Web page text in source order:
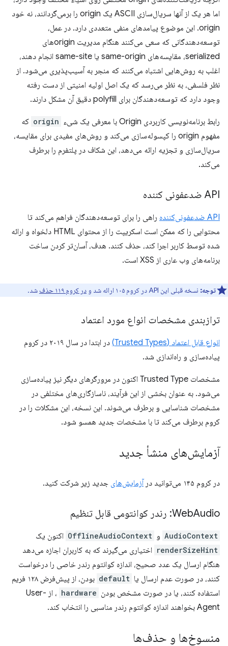
اما هر یک از آنها سریال‌سازی ASCII یک origin را برمی‌گردانند، نه خود
origin. این موضوع پیامدهای منفی متعددی دارد. در عمل،
توسعه‌دهندگانی که سعی می‌کنند هنگام مدیریت originهای
serialized، مقایسه‌های same-origin یا same-site انجام دهند،
اغلب به روش‌هایی اشتباه می‌کنند که منجر به آسیب‌پذیری می‌شود. از
نظر فلسفی، به نظر می‌رسد که یک اصل اولیه امنیتی از دست رفته
وجود دارد که توسعه‌دهندگان برای polyfill دقیق آن مشکل دارند.
رابط برنامه‌نویسی کاربردی Origin با معرفی یک شیء origin که
مفهوم origin را کپسوله‌سازی می‌کند و روش‌های مفیدی برای مقایسه،
سریال‌سازی و تجزیه ارائه می‌دهد، این شکاف در پلتفرم را برطرف
می‌کند.
API ضدعفونی کننده
API ضدعفونی‌کننده
راهی را برای توسعه‌دهندگان فراهم می‌کند تا
محتوایی را که ممکن است اسکریپت را از محتوای HTML دلخواه و ارائه
شده توسط کاربر اجرا کند، حذف کنند. هدف، آسان‌تر کردن ساخت
برنامه‌های وب عاری از XSS است.
توجه: نسخه قبلی این API در کروم ۱۰۵ ارائه شد و در کروم ۱۱۹ حذف شد.
ترازبندی مشخصات انواع مورد اعتماد
انواع قابل اعتماد (Trusted Types)
در ابتدا در سال ۲۰۱۹ در کروم
پیاده‌سازی و راه‌اندازی شد.
مشخصات Trusted Type اکنون در مرورگرهای دیگر نیز پیاده‌سازی
می‌شود. به عنوان بخشی از این فرآیند، ناسازگاری‌های مختلفی در
مشخصات شناسایی و برطرف می‌شوند. این نسخه، این مشکلات را در
کروم برطرف می‌کند تا با مشخصات جدید همسو شود.
آزمایش‌های منشأ جدید
در کروم ۱۴۵ می‌توانید در آزمایش‌های جدید زیر شرکت کنید.
WebAudio: رندر کوانتومی قابل تنظیم
AudioContext و OfflineAudioContext اکنون یک
renderSizeHint اختیاری می‌گیرند که به کاربران اجازه می‌دهد
هنگام ارسال یک عدد صحیح، اندازه کوانتوم رندر خاصی را درخواست
کنند، در صورت عدم ارسال یا default
بودن، از پیش‌فرض ۱۲۸ فریم
استفاده کنند، یا در صورت مشخص بودن hardware
، از User-
Agent بخواهند اندازه کوانتوم رندر مناسبی را انتخاب کند.
منسوخ‌ها و حذف‌ها